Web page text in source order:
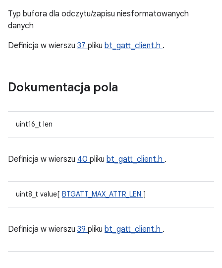
Typ bufora dla odczytu/zapisu niesformatowanych
danych
Definicja w wierszu 37 pliku bt_gatt_client.h .
Dokumentacja pola
uint16_t len
Definicja w wierszu 40 pliku bt_gatt_client.h .
uint8_t value[ BTGATT_MAX_ATTR_LEN ]
Definicja w wierszu 39 pliku bt_gatt_client.h .